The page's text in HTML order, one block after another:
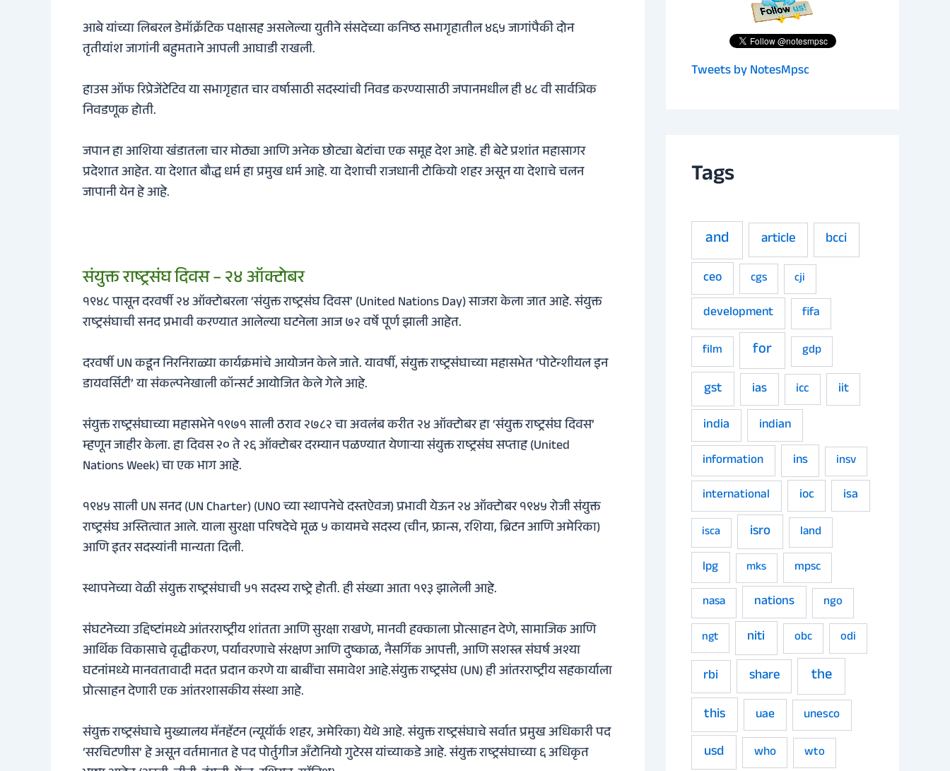
आबे यांच्या लिबरल डेमॉक्रॅटिक पक्षासह असलेल्या युतीने संसदेच्या कनिष्ठ सभागृहातील ४६५ जागांपैकी दोन
तृतीयांश जागांनी बहुमताने आपली आघाडी राखली.
हाउस ऑफ रिप्रेजेंटेटिव या सभागृहात चार वर्षासाठी सदस्यांची निवड करण्यासाठी जपानमधील ही ४८ वी सार्वत्रिक
निवडणूक होती.
जपान हा आशिया खंडातला चार मोठ्या आणि अनेक छोट्या बेटांचा एक समूह देश आहे. ही बेटे प्रशांत महासागर
प्रदेशात आहेत. या देशात बौद्ध धर्म हा प्रमुख धर्म आहे. या देशाची राजधानी टोकियो शहर असून या देशाचे चलन
जापानी येन हे आहे.
संयुक्त राष्ट्रसंघ दिवस – २४ ऑक्टोबर
१९४८ पासून दरवर्षी २४ ऑक्टोबरला ‘संयुक्त राष्ट्रसंघ दिवस’ (United Nations Day) साजरा केला जात आहे. संयुक्त
राष्ट्रसंघाची सनद प्रभावी करण्यात आलेल्या घटनेला आज ७२ वर्षे पूर्ण झाली आहेत.
दरवर्षी UN कडून निरनिराळ्या कार्यक्रमांचे आयोजन केले जाते.यावर्षी, संयुक्त राष्ट्रसंघाच्या महासभेत ‘पोटेन्शीयल इन
डायवर्सिटी’ या संकल्पनेखाली कॉन्सर्ट आयोजित केले गेले आहे.
संयुक्त राष्ट्रसंघाच्या महासभेने १९७१ साली ठराव २७८२ चा अवलंब करीत २४ ऑक्टोबर हा ‘संयुक्त राष्ट्रसंघ दिवस’
म्हणून जाहीर केला. हा दिवस २० ते २६ ऑक्टोबर दरम्यान पळण्यात येणार्‍या संयुक्त राष्ट्रसंघ सप्ताह (United
Nations Week) चा एक भाग आहे.
१९४५ साली UN सनद (UN Charter) (UNO च्या स्थापनेचे दस्तऐवज) प्रभावी येऊन २४ ऑक्टोबर १९४५ रोजी संयुक्त
राष्ट्रसंघ अस्तित्वात आले. याला सुरक्षा परिषदेचे मूळ ५ कायमचे सदस्य (चीन, फ्रान्स, रशिया, ब्रिटन आणि अमेरिका)
आणि इतर सदस्यांनी मान्यता दिली.
स्थापनेच्या वेळी संयुक्त राष्ट्रसंघाची ५१ सदस्य राष्ट्रे होती. ही संख्या आता १९३ झालेली आहे.
संघटनेच्या उद्दिष्टांमध्ये आंतरराष्ट्रीय शांतता आणि सुरक्षा राखणे, मानवी हक्काला प्रोत्साहन देणे, सामाजिक आणि
आर्थिक विकासाचे वृद्धीकरण, पर्यावरणाचे संरक्षण आणि दुष्काळ, नैसर्गिक आपत्ती, आणि सशस्त्र संघर्ष अश्या
घटनांमध्ये मानवतावादी मदत प्रदान करणे या बाबींचा समावेश आहे.संयुक्त राष्ट्रसंघ (UN) ही आंतरराष्ट्रीय सहकार्याला
प्रोत्साहन देणारी एक आंतरशासकीय संस्था आहे.
संयुक्त राष्ट्रसंघाचे मुख्यालय मॅनहॅटन (न्यूयॉर्क शहर, अमेरिका) येथे आहे. संयुक्त राष्ट्रसंघाचे सर्वात प्रमुख अधिकारी पद
‘सरचिटणीस’ हे असून वर्तमानात हे पद पोर्तुगीज अँटोनियो गुटेरस यांच्याकडे आहे. संयुक्त राष्ट्रसंघाच्या ६ अधिकृत
Tweets by NotesMpsc
Tags
and article bcci
ceo cgs cji
development
fifa
film
for gdp
gst ias icc
iit
india
indian
information ins
insv
international
ioc isa
isca isro
land
lpg
mks
mpsc
nasa
nations ngo
ngt niti obc odi
rbi share the
this uae unesco
usd who wto